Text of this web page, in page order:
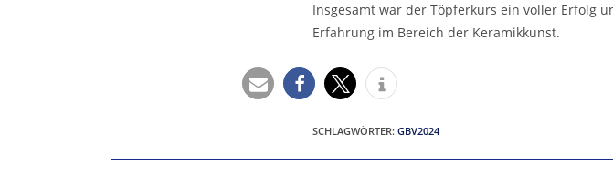
Insgesamt war der Töpferkurs ein voller Erfolg
Erfahrung im Bereich der Keramikkunst.
SCHLAGWÖRTER: GBV2024